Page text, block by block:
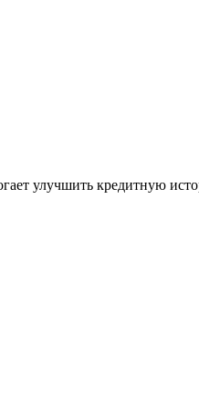
улучшить кредитную